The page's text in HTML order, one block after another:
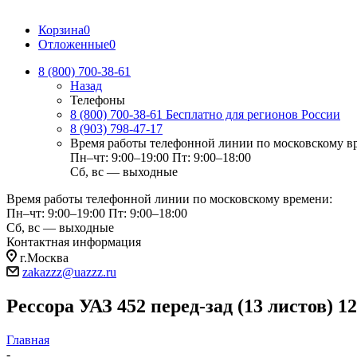
Корзина0
Отложенные0
8 (800) 700-38-61
Назад
Телефоны
8 (800) 700-38-61 Бесплатно для регионов России
8 (903) 798-47-17
Время работы телефонной линии по московскому
Пн–чт: 9:00–19:00 Пт: 9:00–18:00
Сб, вс — выходные
Время работы телефонной линии по московскому времени:
Пн–чт: 9:00–19:00 Пт: 9:00–18:00
Сб, вс — выходные
Контактная информация
г.Москва
zakazzz@uazzz.ru
Рессора УАЗ 452 перед-зад (13 листов)
Главная
-